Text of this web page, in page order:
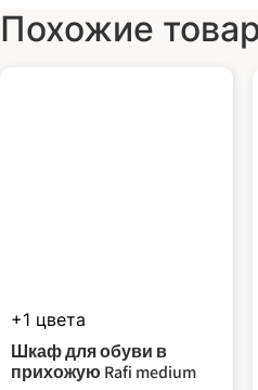
Похожие
+1 цвета
Шкаф для обуви в
прихожую Rafi medium